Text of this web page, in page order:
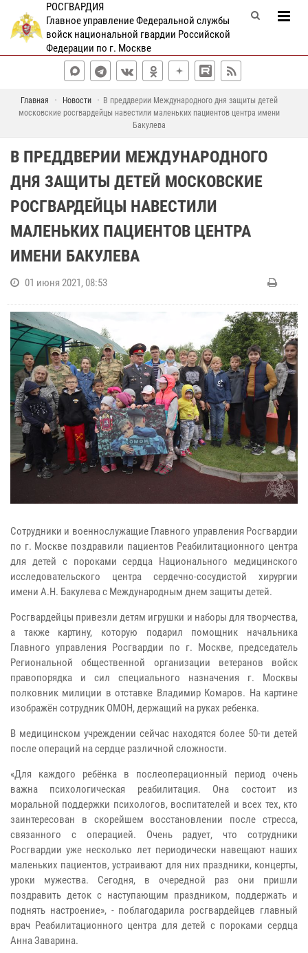
РОСГВАРДИЯ
Главное управление Федеральной службы
войск национальной гвардии Российской
Федерации по г. Москве
Главная Новости
В преддверии Международного дня защиты детей
московские росгвардейцы навестили маленьких пациентов центра имени
Бакулева
В ПРЕДДВЕРИИ МЕЖДУНАРОДНОГО
ДНЯ ЗАЩИТЫ ДЕТЕЙ МОСКОВСКИЕ
РОСГВАРДЕЙЦЫ НАВЕСТИЛИ
МАЛЕНЬКИХ ПАЦИЕНТОВ ЦЕНТРА
ИМЕНИ БАКУЛЕВА
01 июня 2021, 08:53
Сотрудники и военнослужащие Главного управления Росгвардии
по г. Москве поздравили пациентов Реабилитационного центра
для детей с пороками сердца Национального медицинского
исследовательского центра сердечно-сосудистой хирургии
имени А.Н. Бакулева с Международным днем защиты детей.
Росгвардейцы привезли детям игрушки и наборы для творчества,
а также картину, которую подарил помощник начальника
Главного управления Росгвардии по г. Москве, председатель
Региональной общественной организации ветеранов войск
правопорядка и сил специального назначения г. Москвы
полковник милиции в отставке Владимир Комаров. На картине
изображён сотрудник ОМОН, держащий на руках ребенка.
В медицинском учреждении сейчас находятся более 50-ти детей
после операций на сердце различной сложности.
«Для каждого ребёнка в послеоперационный период очень
важна психологическая реабилитация. Она состоит из
моральной поддержки психологов, воспитателей и всех тех, кто
заинтересован в скорейшем восстановлении после стресса,
связанного с операцией. Очень радует, что сотрудники
Росгвардии уже несколько лет периодически навещают наших
маленьких пациентов, устраивают для них праздники, концерты,
уроки мужества. Сегодня, в очередной раз они пришли
поздравить деток с наступающим праздником, поддержать и
поднять настроение», - поблагодарила росгвардейцев главный
врач Реабилитационного центра для детей с пороками сердца
Анна Заварина.